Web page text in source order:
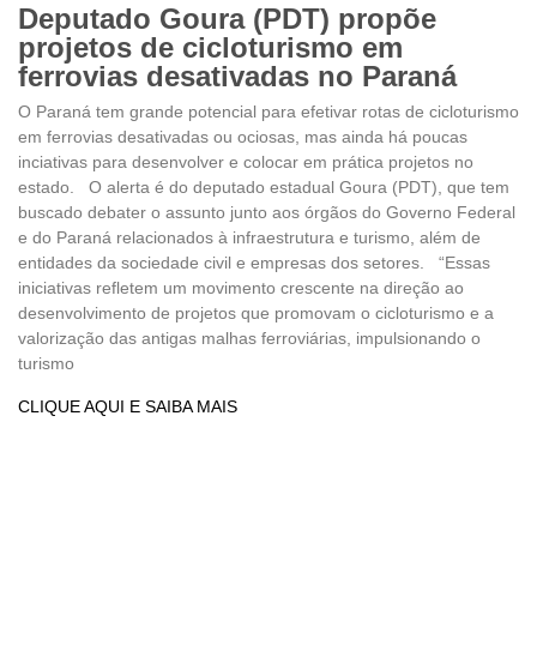
Deputado Goura (PDT) propõe
projetos de cicloturismo em
ferrovias desativadas no Paraná
O Paraná tem grande potencial para efetivar rotas de cicloturismo
em ferrovias desativadas ou ociosas, mas ainda há poucas
inciativas para desenvolver e colocar em prática projetos no
estado. O alerta é do deputado estadual Goura (PDT), que tem
buscado debater o assunto junto aos órgãos do Governo Federal
e do Paraná relacionados à infraestrutura e turismo, além de
entidades da sociedade civil e empresas dos setores. “Essas
iniciativas refletem um movimento crescente na direção ao
desenvolvimento de projetos que promovam o cicloturismo e a
valorização das antigas malhas ferroviárias, impulsionando o
turismo
CLIQUE AQUI E SAIBA MAIS